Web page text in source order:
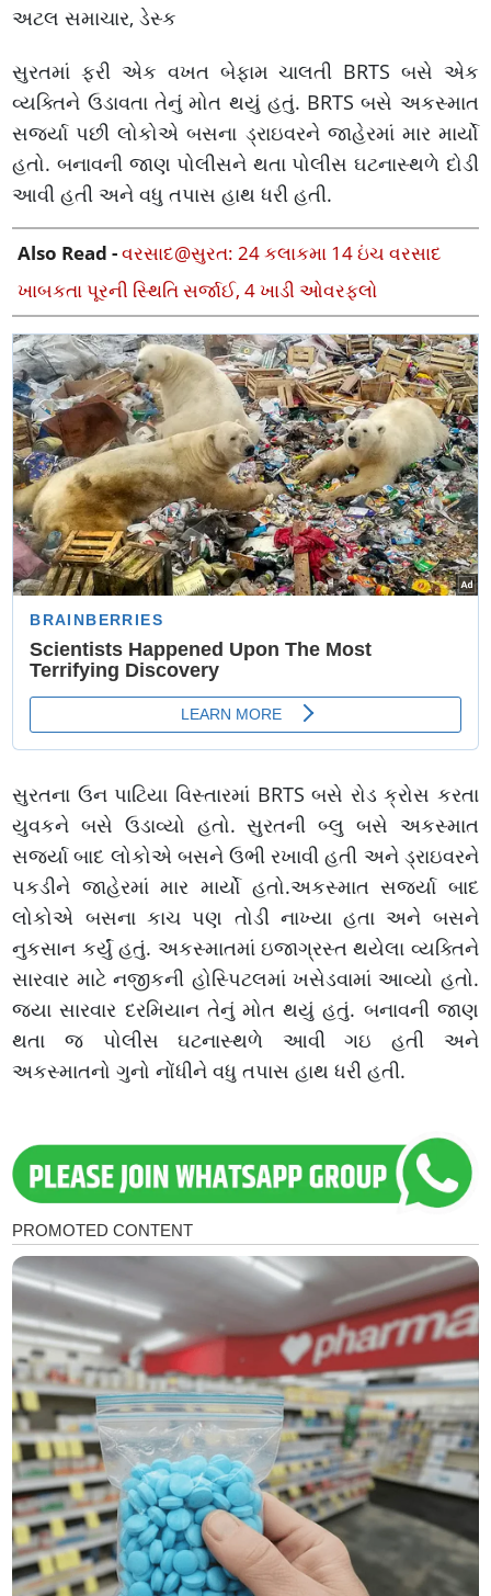
અટલ સમાચાર, ડેસ્ક
સુરતમાં ફરી એક વખત બેફામ ચાલતી BRTS બસે એક
વ્યક્તિને ઉડાવતા તેનું મોત થયું હતું. BRTS બસે અકસ્માત
સર્જ્યા પછી લોકોએ બસના ડ્રાઇવરને જાહેરમાં માર માર્યો
હતો. બનાવની જાણ પોલીસને થતા પોલીસ ઘટનાસ્થળે દોડી
આવી હતી અને વધુ તપાસ હાથ ધરી હતી.
Also Read -વરસાદ@સુરત: 24 કલાકમા 14 ઇંચ વરસાદ
ખાબકતા પૂરની સ્થિતિ સર્જાઈ, 4 ખાડી ઓવરફ્લો
સુરતના ઉન પાટિયા વિસ્તારમાં BRTS બસે રોડ ક્રોસ કરતા
યુવકને બસે ઉડાવ્યો હતો. સુરતની બ્લુ બસે અકસ્માત
સર્જ્યા બાદ લોકોએ બસને ઉભી રખાવી હતી અને ડ્રાઇવરને
પકડીને જાહેરમાં માર માર્યો હતો.અકસ્માત સર્જ્યા બાદ
લોકોએ બસના કાચ પણ તોડી નાખ્યા હતા અને બસને
નુકસાન કર્યું હતું. અકસ્માતમાં ઇજાગ્રસ્ત થયેલા વ્યક્તિને
સારવાર માટે નજીકની હોસ્પિટલમાં ખસેડવામાં આવ્યો હતો.
જ્યા સારવાર દરમિયાન તેનું મોત થયું હતું. બનાવની જાણ
થતા જ પોલીસ ઘટનાસ્થળે આવી ગઇ હતી અને
અકસ્માતનો ગુનો નોંધીને વધુ તપાસ હાથ ધરી હતી.